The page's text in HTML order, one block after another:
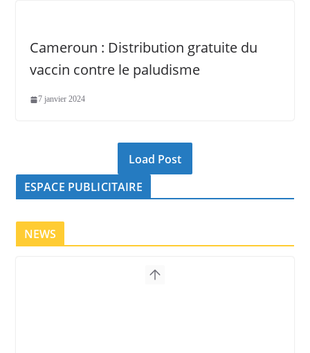
Cameroun : Distribution gratuite du
vaccin contre le paludisme
7 janvier 2024
Load Post
ESPACE PUBLICITAIRE
NEWS